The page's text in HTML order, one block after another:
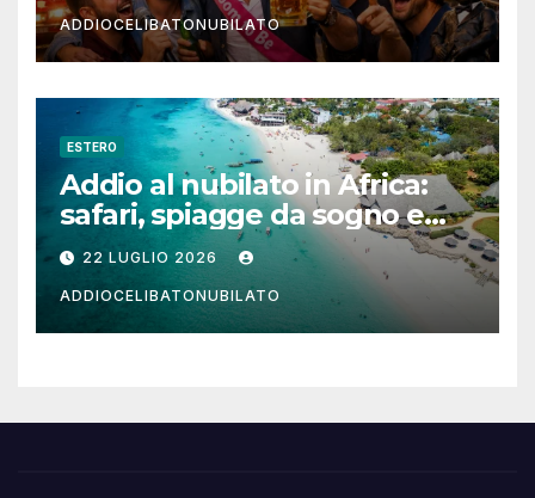
ADDIOCELIBATONUBILATO
ESTERO
Addio al nubilato in Africa:
safari, spiagge da sogno e
città magiche
22 LUGLIO 2026
ADDIOCELIBATONUBILATO